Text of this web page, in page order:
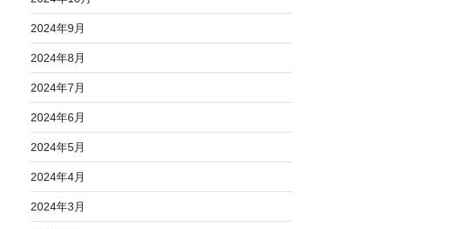
2024年9月
2024年8月
2024年7月
2024年6月
2024年5月
2024年4月
2024年3月